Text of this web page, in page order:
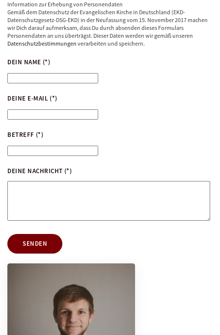
Information zur Erhebung von Personendaten
Gemäß dem Datenschutz der Evangelischen Kirche in Deutschland (EKD-
Datenschutzgesetz-DSG-EKD) in der Neufassung vom 15. November 2017 machen
wir Dich darauf aufmerksam, dass Du durch absenden dieses Formulars
Personendaten an uns überträgst. Dieser Daten werden wir gemäß unseren
Datenschutzbestimmungen verarbeiten und speichern.
DEIN NAME (*)
DEINE E-MAIL (*)
BETREFF (*)
DEINE NACHRICHT (*)
SENDEN